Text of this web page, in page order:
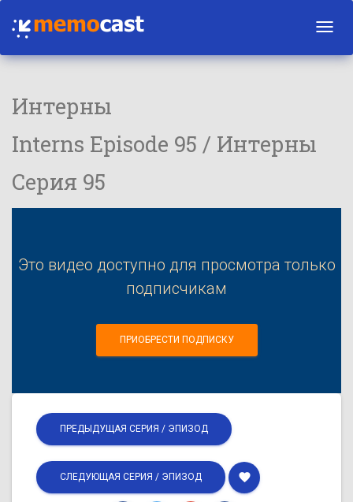
Интерны
Interns Episode 95 / Интерны
Серия 95
Это видео доступно для просмотра только
подписчикам
ПРИОБРЕСТИ ПОДПИСКУ
ПРЕДЫДУЩАЯ СЕРИЯ / ЭПИЗОД
СЛЕДУЮЩАЯ СЕРИЯ / ЭПИЗОД favorite